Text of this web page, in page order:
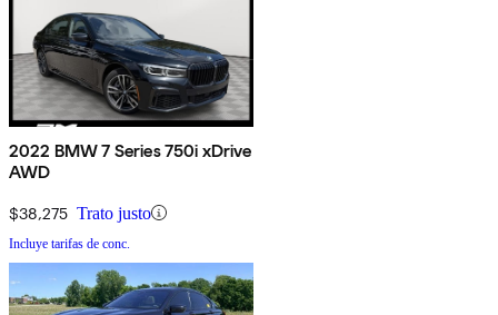
2022 BMW 7 Series 750i xDrive
AWD
$38,275 Trato justo
Incluye tarifas de conc.